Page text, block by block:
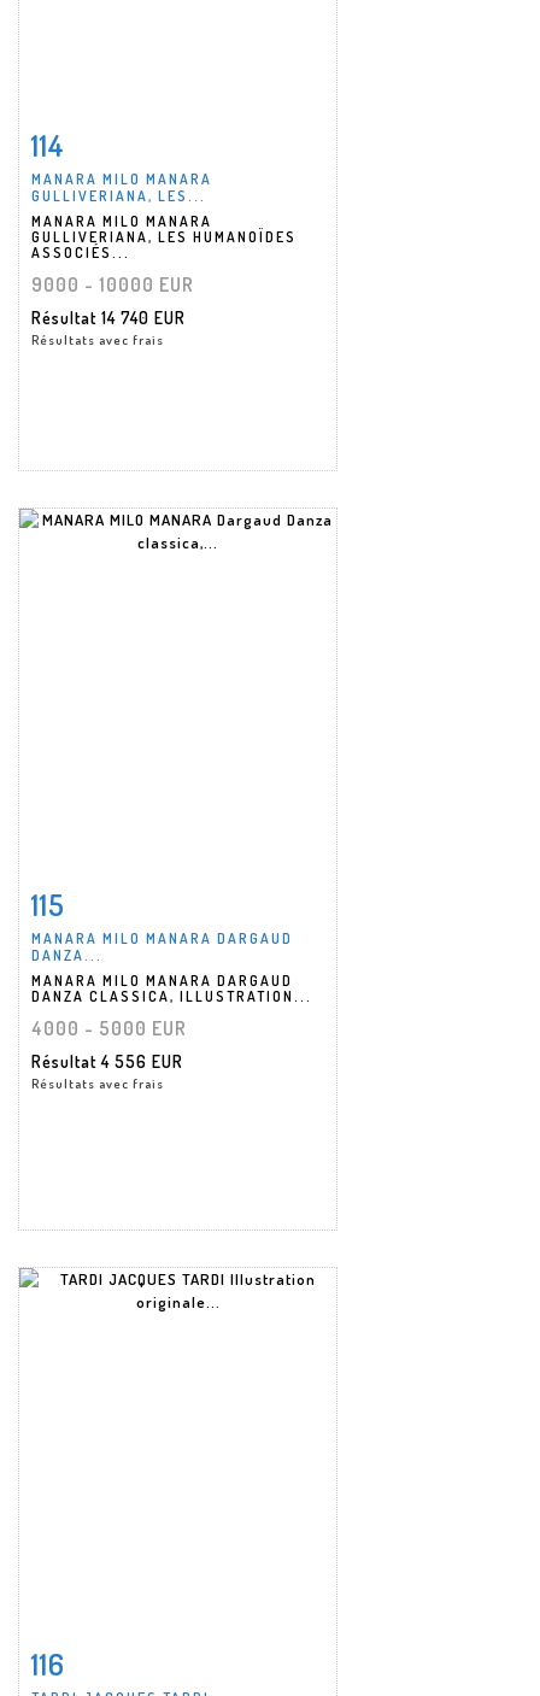
Fiche détaillée
114
MANARA MILO MANARA
GULLIVERIANA, LES...
MANARA MILO MANARA
GULLIVERIANA, LES HUMANOÏDES
ASSOCIÉS...
9000 - 10000 EUR
Résultat 14 740 EUR
Résultats avec frais
Fiche détaillée
115
MANARA MILO MANARA DARGAUD
DANZA...
MANARA MILO MANARA DARGAUD
DANZA CLASSICA, ILLUSTRATION...
4000 - 5000 EUR
Résultat4 556 EUR
Résultats avec frais
Fiche détaillée
116